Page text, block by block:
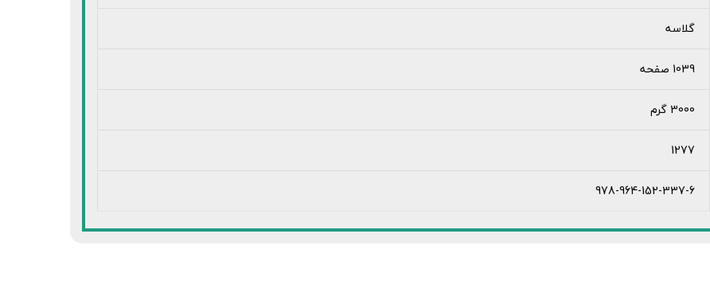
گلاسه
1039 صفحه
3000 گرم
1277
978-964-152-337-6